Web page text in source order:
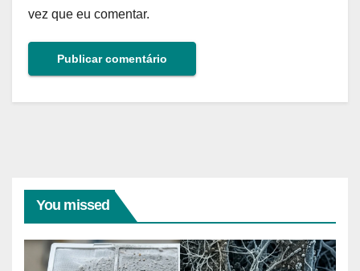
vez que eu comentar.
You missed